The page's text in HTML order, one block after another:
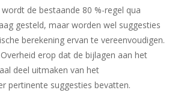
de bestaande 80 %-regel qua
gesteld, maar worden wel suggesties
berekening ervan te vereenvoudigen.
erop dat de bijlagen aan het
deel uitmaken van het
pertinente suggesties bevatten.